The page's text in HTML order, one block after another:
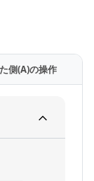
側(A)の操作